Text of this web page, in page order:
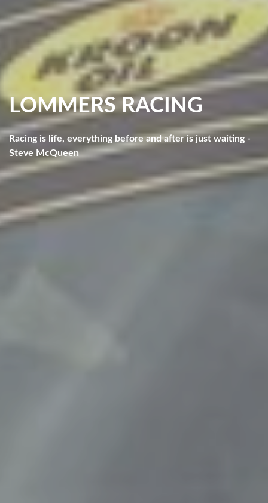
LOMMERS RACING
Racing is life, everything before and after is just waiting -
Steve McQueen